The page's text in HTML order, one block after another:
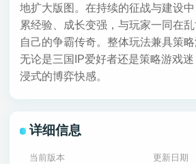
地扩大版图。在持续的征战与建设
累经验、成长变强，与玩家一同在
自己的争霸传奇。整体玩法兼具策略
无论是三国IP爱好者还是策略游戏
浸式的博弈快感。
详细信息
当前版本 更新日期